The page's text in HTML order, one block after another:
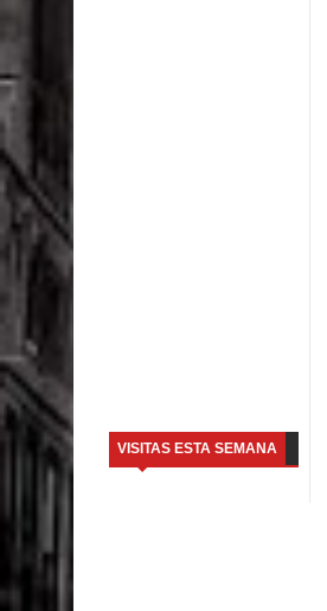
VISITAS ESTA SEMANA